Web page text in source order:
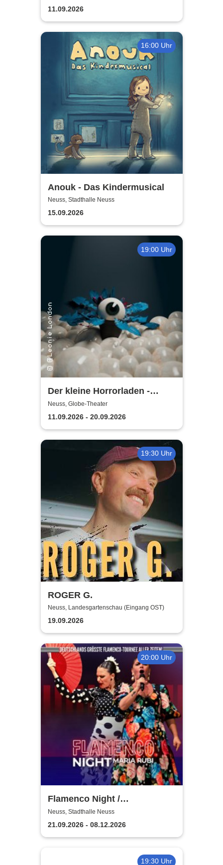
der Landesgartenschau Neuss
11.09.2026
16:00 Uhr
Anouk - Das Kindermusical
Neuss, Stadthalle Neuss
15.09.2026
19:00 Uhr
Der kleine Horrorladen -
Kulturforum Alte Post und
Musikschule Neuss
Neuss, Globe-Theater
11.09.2026 - 20.09.2026
19:30 Uhr
ROGER G.
Neuss, Landesgartenschau (Eingang OST)
19.09.2026
20:00 Uhr
Flamenco Night /
Flamencomanía Tour 26/27 -
Deutschlands größte
Flamenco-Tournee
Neuss, Stadthalle Neuss
21.09.2026 - 08.12.2026
19:30 Uhr